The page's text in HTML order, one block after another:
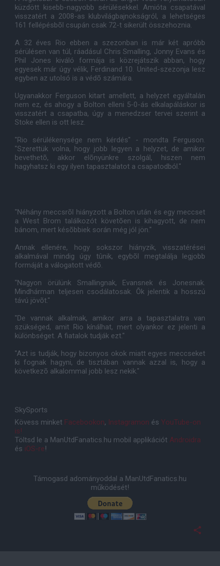
küzdött kisebb-nagyobb sérülésekkel. Amióta csapatával
visszatért a 2008-as klubvilágbajnokságról, a lehetséges
161 fellépésbõl csupán csak 72-t sikerült összehoznia.
A 32 éves Rio ebben a szezonban is már két apróbb
sérülésen van túl, ráadásul Chris Smalling, Jonny Evans és
Phil Jones kiváló formája is közrejátszik abban, hogy
egyesek már úgy vélik, Ferdinand 10. United-szezonja lesz
egyben az utolsó is a védõ számára.
Ugyanakkor Ferguson kitart amellett, a helyzet egyáltalán
nem ez, és ahogy a Bolton elleni 5-0-ás elkalapáláskor is
visszatért a csapatba, úgy a menedzser tervei szerint a
Stoke ellen is ott lesz.
"Rio sérülékenysége nem kérdés" - mondta Ferguson.
"Szerettük volna, hogy jobb legyen a helyzet, de amikor
bevethetõ, akkor elõnyünkre szolgál, hiszen nem
hagyhatsz ki egy ilyen tapasztalatot a csapatodból."
"Néhány meccsrõl hiányzott a Bolton után és egy meccset
a West Brom találkozót követõen is kihagyott, de nem
bánom, mert késõbbiek során még jól jön."
Annak ellenére, hogy sokszor hiányzik, visszatérései
alkalmával mindig úgy tûnik, egybõl megtalálja legjobb
formáját a válogatott védõ.
"Nagyon örülünk Smallingnak, Evansnek és Jonesnak.
Mindhárman teljesen csodálatosak. Õk jelentik a hosszú
távú jövõt."
"De vannak alkalmak, amikor arra a tapasztalatra van
szükséged, amit Rio kínálhat, mert olyankor ez jelenti a
különbséget. A fiatalok tudják ezt."
"Azt is tudják, hogy bizonyos okok miatt egyes meccseket
ki fognak hagyni, de tisztában vannak azzal is, hogy a
következõ alkalommal jobb lesz nekik."
SkySports
Kövess minket Facebookon, Instagramon és YouTube-on
is!
Töltsd le a ManUtdFanatics.hu mobil applikációt Androidra
és iOS-re!
Támogasd adományoddal a ManUtdFanatics.hu
működését!